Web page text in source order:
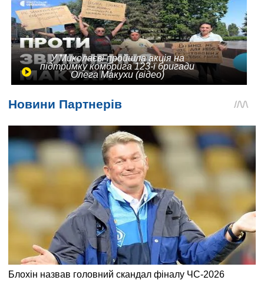
У Миколаєві пройшла акція на
підтримку комбрига 123-ї бригади
Олега Макухи (відео)